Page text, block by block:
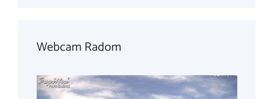
Webcam Radom